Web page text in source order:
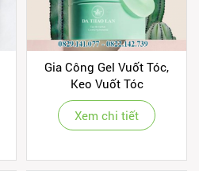
Gia Công Gel Vuốt Tóc,
Keo Vuốt Tóc
Xem chi tiết